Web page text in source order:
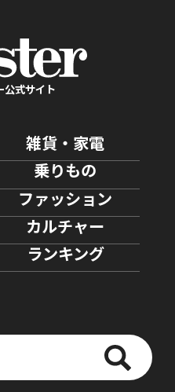
公式サイト
雑貨・家電
乗りもの
ファッション
カルチャー
ランキング